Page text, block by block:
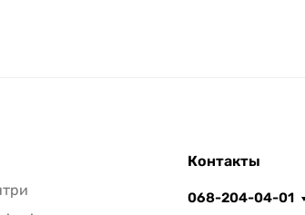
Контакты
068-204-04-01
AI помічник